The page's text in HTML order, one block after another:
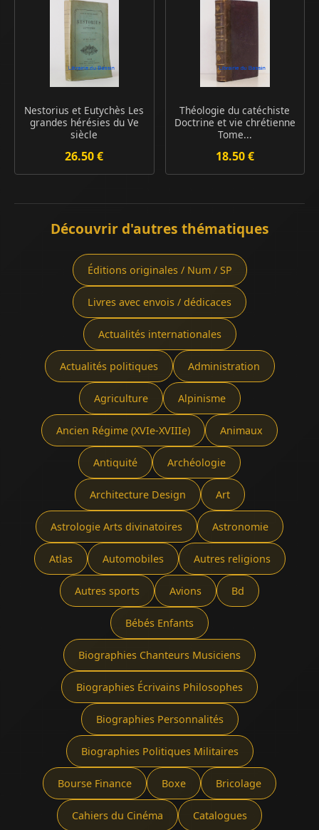
Nestorius et Eutychès Les
grandes hérésies du Ve
siècle
26.50 €
Théologie du catéchiste
Doctrine et vie chrétienne
Tome...
18.50 €
Découvrir d'autres thématiques
Éditions originales / Num / SP
Livres avec envois / dédicaces
Actualités internationales
Actualités politiques Administration
Agriculture Alpinisme
Ancien Régime (XVIe-XVIIIe) Animaux
Antiquité Archéologie
Architecture Design Art
Astrologie Arts divinatoires Astronomie
Atlas Automobiles Autres religions
Autres sports Avions Bd
Bébés Enfants
Biographies Chanteurs Musiciens
Biographies Écrivains Philosophes
Biographies Personnalités
Biographies Politiques Militaires
Bourse Finance Boxe Bricolage
Cahiers du Cinéma Catalogues